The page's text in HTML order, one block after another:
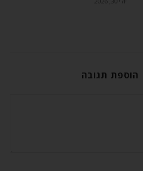
הוספת תגובה